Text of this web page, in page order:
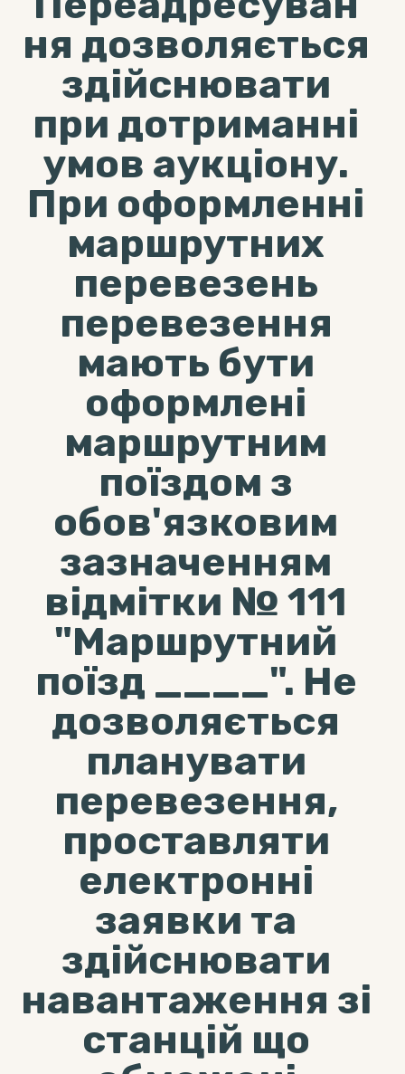
ня дозволяється
здійснювати
при дотриманні
умов аукціону.
При оформленні
маршрутних
перевезень
перевезення
мають бути
оформлені
маршрутним
поїздом з
обов'язковим
зазначенням
відмітки № 111
"Маршрутний
поїзд ____". Не
дозволяється
планувати
перевезення,
проставляти
електронні
заявки та
здійснювати
навантаження зі
станцій що